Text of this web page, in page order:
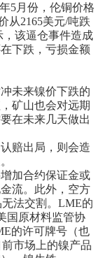
5月份，伦铜价格
从2165美元/吨跌
，该逼仓事件造成
下跌，亏损金额
未来镍价下跌的
矿山也会对远期
在未来几天做出
赔出局，则会造
加合约保证金或
流。此外，空方
法交割。LME的
国原材料监管协
的许可牌号（也
市场上的镍产品